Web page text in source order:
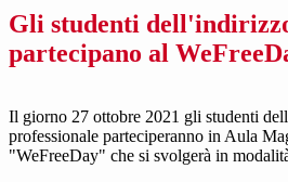
Gli studenti
partecipano al
Il giorno 27 ottobre 2021 gli studenti
professionale parteciperanno in Aula
"WeFreeDay" che si svolgerà in